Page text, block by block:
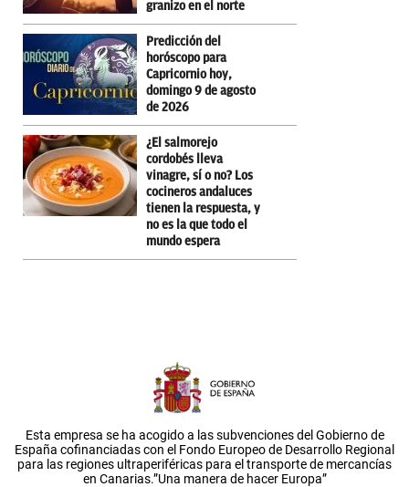
granizo en el norte
Predicción del
horóscopo para
Capricornio hoy,
domingo 9 de agosto
de 2026
¿El salmorejo
cordobés lleva
vinagre, sí o no? Los
cocineros andaluces
tienen la respuesta, y
no es la que todo el
mundo espera
Esta empresa se ha acogido a las subvenciones del Gobierno de
España cofinanciadas con el Fondo Europeo de Desarrollo Regional
para las regiones ultraperiféricas para el transporte de mercancías
en Canarias.”Una manera de hacer Europa”